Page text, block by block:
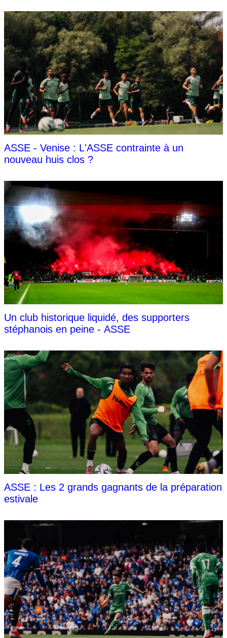
ASSE - Venise : L'ASSE contrainte à un
nouveau huis clos ?
Un club historique liquidé, des supporters
stéphanois en peine - ASSE
ASSE : Les 2 grands gagnants de la préparation
estivale